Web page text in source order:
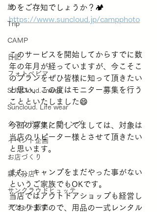
旅
Trip
CAMP
日記
フォトベビマ
SUNCloud. mama
Suncloud. Life wear
クラウドファンディング
イベント企画
お店づくり
新大分店
サンクラウドヒュッテ
チケット販売
のをご存知でしょうか？🏕
https://www.suncloud.jp/campphoto
このサービスを開始してからすでに数
年の年月が経っていますが、今こそこ
のプランをぜひ皆様に知って頂きたい
と思い、この度はモニター募集を行う
ことといたしました😄
今回の募集に関してましては、対象は
当店のリピーター様とさせて頂きたい
と思います。
また、キャンプをまだやった事がない
というご家族でもOKです。
当店ではアウトドアショップも経営し
ておりますので、用品の一式レンタル